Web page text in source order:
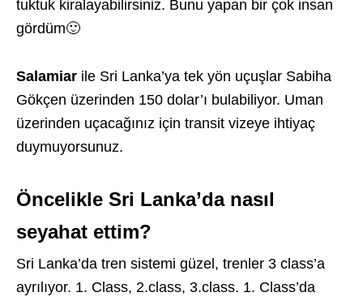
tuktuk kiralayabilirsiniz. Bunu yapan bir çok insan
gördüm🙂
Salamiar ile Sri Lanka’ya tek yön uçuşlar Sabiha
Gökçen üzerinden 150 dolar’ı bulabiliyor. Uman
üzerinden uçacağınız için transit vizeye ihtiyaç
duymuyorsunuz.
Öncelikle Sri Lanka’da nasıl
seyahat ettim?
Sri Lanka’da tren sistemi güzel, trenler 3 class’a
ayrılıyor. 1. Class, 2.class, 3.class. 1. Class’da